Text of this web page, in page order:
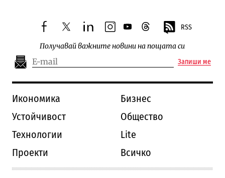
facebooktwitterlinkedininstagram
youtubethreads RSS
Получавай важните новини на пощата си
Запиши ме
Икономика
Бизнес
Устойчивост
Общество
Технологии
Lite
Проекти
Всичко